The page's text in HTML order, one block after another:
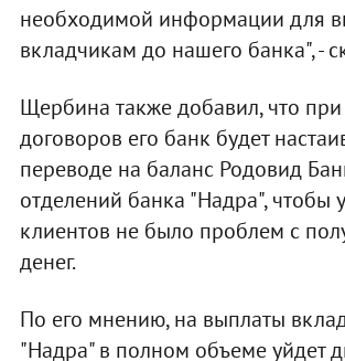
необходимой информации для
вкладчикам до нашего банка", -
Щербина также добавил, что
договоров его банк будет
переводе на баланс Родовид
отделений банка "Надра", чтобы
клиентов не было проблем с
денег.
По его мнению, на выплаты
"Надра" в полном объеме уйдет